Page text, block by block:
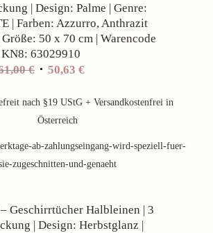
| Design: Palme | Genre:
| Farben: Azzurro, Anthrazit
50 x 70 cm | Warencode
KN8: 63029910
€ 50,63 €
nach §19 UStG + Versandkostenfrei in
Österreich
ab-zahlungseingang-wird-speziell-fuer-
zugeschnitten-und-genaeht
Geschirrtücher Halbleinen | 3
| Design: Herbstglanz |